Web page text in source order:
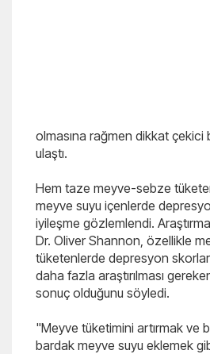
olmasına rağmen dikkat çekici
ulaştı.
Hem taze meyve-sebze
meyve suyu içenlerde
iyileşme gözlemlendi.
Dr. Oliver Shannon, özellikle
tüketenlerde depresyon
daha fazla araştırılması
sonuç olduğunu söyledi.
"Meyve tüketimini artırmak ve
bardak meyve suyu eklemek